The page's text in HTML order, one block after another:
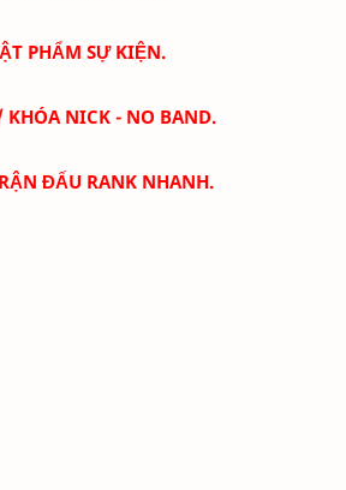
PHẨM SỰ KIỆN.
NICK - NO BAND.
ĐẤU RANK NHANH.